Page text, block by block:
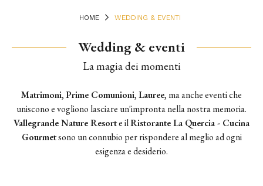
HOME WEDDING & EVENTI
Wedding & eventi
La magia dei momenti
Matrimoni,Prime Comunioni,Lauree, ma anche eventi che
uniscono e vogliono lasciare un'impronta nella nostra memoria.
Vallegrande Nature Resorte ilRistorante La Quercia - Cucina
Gourmetsono un connubio per rispondere al meglio ad ogni
esigenza e desiderio.